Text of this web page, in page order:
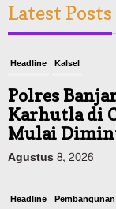
Latest Posts
Headline Kalsel
Polres
Karhutla di
Mulai
Agustus 8, 2026
Headline Pembangunan